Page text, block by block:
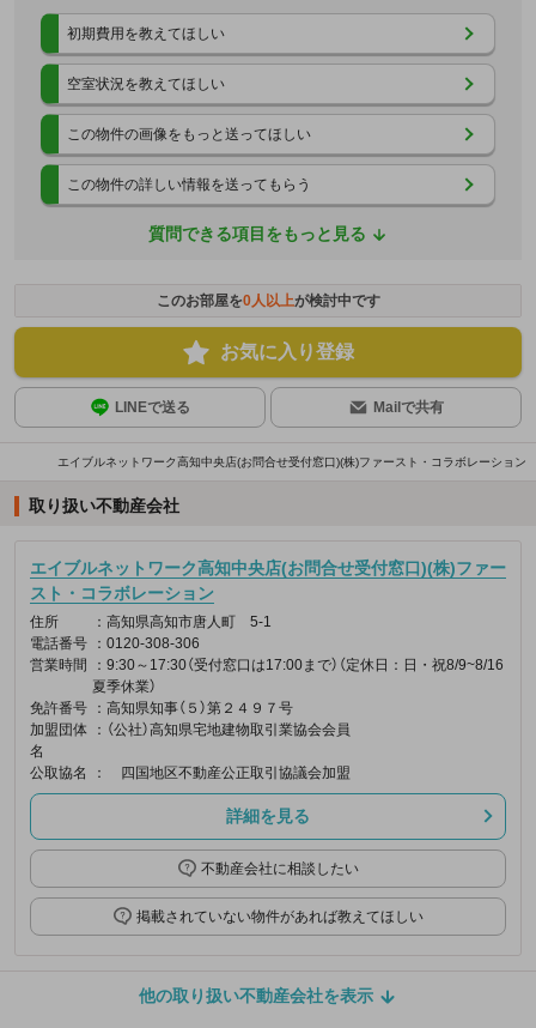
初期費用を教えてほしい
空室状況を教えてほしい
この物件の画像をもっと送ってほしい
この物件の詳しい情報を送ってもらう
質問できる項目をもっと見る
このお部屋を0人以上が検討中です
お気に入り登録
LINEで送る Mailで共有
エイブルネットワーク高知中央店(お問合せ受付窓口)(株)ファースト・コラボレーション
取り扱い不動産会社
エイブルネットワーク高知中央店(お問合せ受付窓口)(株)ファー
スト・コラボレーション
住所
：高知県高知市唐人町 5-1
電話番号
：0120-308-306
営業時間
：9:30～17:30（受付窓口は17:00まで）（定休日：日・祝8/9~8/16
夏季休業）
免許番号
：高知県知事（５）第２４９７号
加盟団体
名
：（公社）高知県宅地建物取引業協会会員
公取協名 ： 四国地区不動産公正取引協議会加盟
詳細を見る
不動産会社に相談したい
掲載されていない物件があれば教えてほしい
他の取り扱い不動産会社を表示